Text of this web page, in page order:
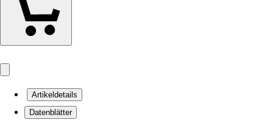
Artikeldetails
Datenblätter